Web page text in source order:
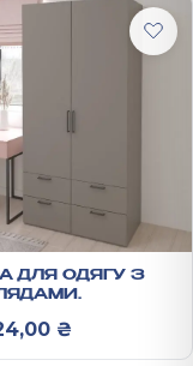
ДЛЯ ОДЯГУ З
₴